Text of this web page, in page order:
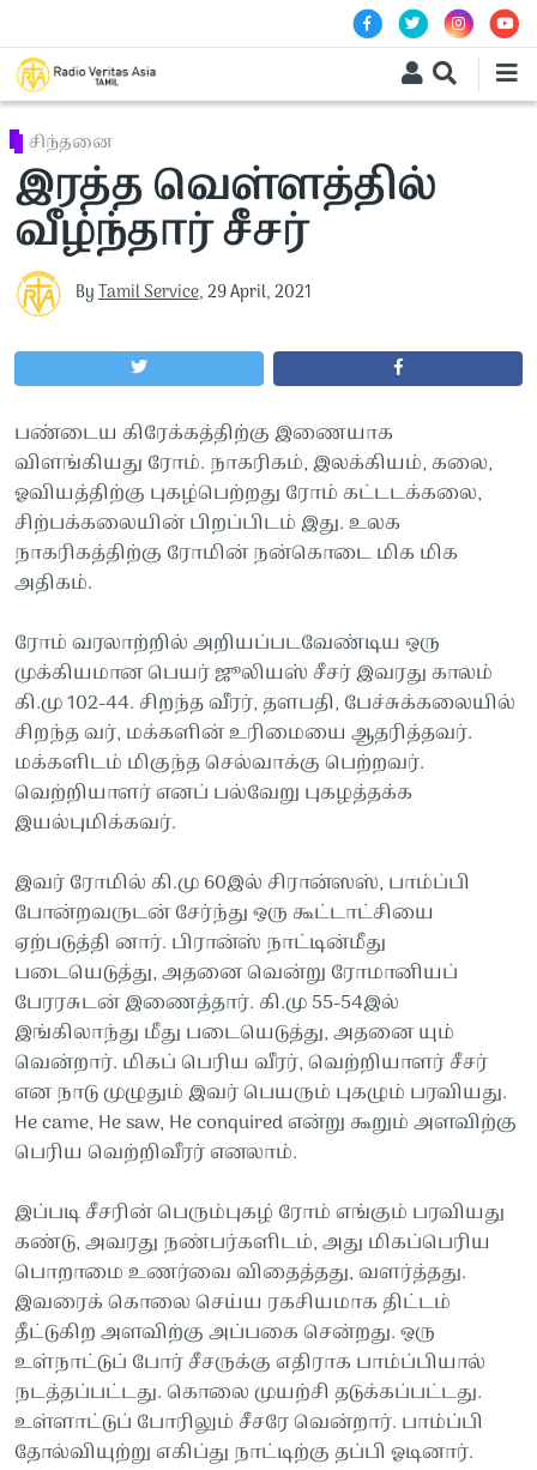
சிந்தனை
இரத்த வெள்ளத்தில்
வீழ்ந்தார் சீசர்
ByTamil Service,29 April, 2021
பண்டைய கிரேக்கத்திற்கு இணையாக
விளங்கியது ரோம். நாகரிகம், இலக்கியம், கலை,
ஓவியத்திற்கு புகழ்பெற்றது ரோம் கட்டடக்கலை,
சிற்பக்கலையின் பிறப்பிடம் இது. உலக
நாகரிகத்திற்கு ரோமின் நன்கொடை மிக மிக
அதிகம்.
ரோம் வரலாற்றில் அறியப்படவேண்டிய ஒரு
முக்கியமான பெயர் ஜூலியஸ் சீசர் இவரது காலம்
கி.மு 102-44. சிறந்த வீரர், தளபதி, பேச்சுக்கலையில்
சிறந்த வர், மக்களின் உரிமையை ஆதரித்தவர்.
மக்களிடம் மிகுந்த செல்வாக்கு பெற்றவர்.
வெற்றியாளர் எனப் பல்வேறு புகழத்தக்க
இயல்புமிக்கவர்.
இவர் ரோமில் கி.மு 60இல் சிரான்ஸஸ், பாம்ப்பி
போன்றவருடன் சேர்ந்து ஒரு கூட்டாட்சியை
ஏற்படுத்தி னார். பிரான்ஸ் நாட்டின்மீது
படையெடுத்து, அதனை வென்று ரோமானியப்
பேரரசுடன் இணைத்தார். கி.மு 55-54இல்
இங்கிலாந்து மீது படையெடுத்து, அதனை யும்
வென்றார். மிகப் பெரிய வீரர், வெற்றியாளர் சீசர்
என நாடு முழுதும் இவர் பெயரும் புகழும் பரவியது.
He came, He saw, He conquired என்று கூறும் அளவிற்கு
பெரிய வெற்றிவீரர் எனலாம்.
இப்படி சீசரின் பெரும்புகழ் ரோம் எங்கும் பரவியது
கண்டு, அவரது நண்பர்களிடம், அது மிகப்பெரிய
பொறாமை உணர்வை விதைத்தது, வளர்த்தது.
இவரைக் கொலை செய்ய ரகசியமாக திட்டம்
தீட்டுகிற அளவிற்கு அப்பகை சென்றது. ஒரு
உள்நாட்டுப் போர் சீசருக்கு எதிராக பாம்ப்பியால்
நடத்தப்பட்டது. கொலை முயற்சி தடுக்கப்பட்டது.
உள்ளாட்டுப் போரிலும் சீசரே வென்றார். பாம்ப்பி
தோல்வியுற்று எகிப்து நாட்டிற்கு தப்பி ஓடினார்.